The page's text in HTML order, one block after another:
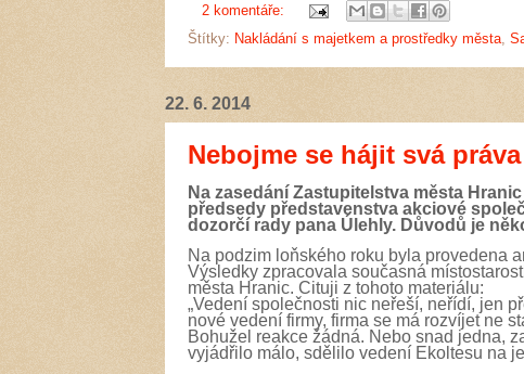
2 komentáře:
Štítky: Nakládání s majetkem a prostředky města,
22. 6. 2014
Nebojme se hájit svá
Na zasedání Zastupitelstva města
předsedy představenstva akciové
dozorčí rady pana Úlehly. Důvodů je
Na podzim loňského roku byla provedena
Výsledky zpracovala současná
města Hranic. Cituji z tohoto materiálu:
„Vedení společnosti nic neřeší, neřídí, jen
nové vedení firmy, firma se má rozvíjet ne
Bohužel reakce žádná. Nebo snad jedna,
vyjádřilo málo, sdělilo vedení Ekoltesu na